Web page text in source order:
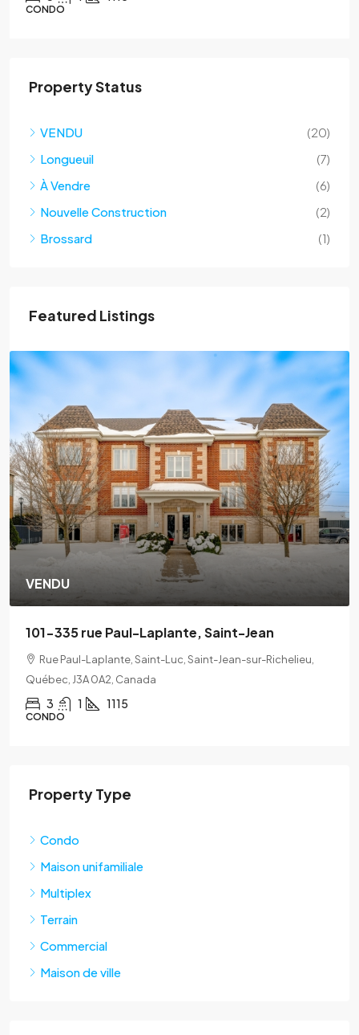
CONDO
Property Status
VENDU
(20)
Longueuil
(7)
À Vendre
(6)
Nouvelle Construction
(2)
Brossard
(1)
Featured Listings
VENDU
101-335 rue Paul-Laplante, Saint-Jean
Rue Paul-Laplante, Saint-Luc, Saint-Jean-sur-Richelieu,
Québec, J3A 0A2, Canada
3 1 1115
CONDO
Property Type
Condo
Maison unifamiliale
Multiplex
Terrain
Commercial
Maison de ville